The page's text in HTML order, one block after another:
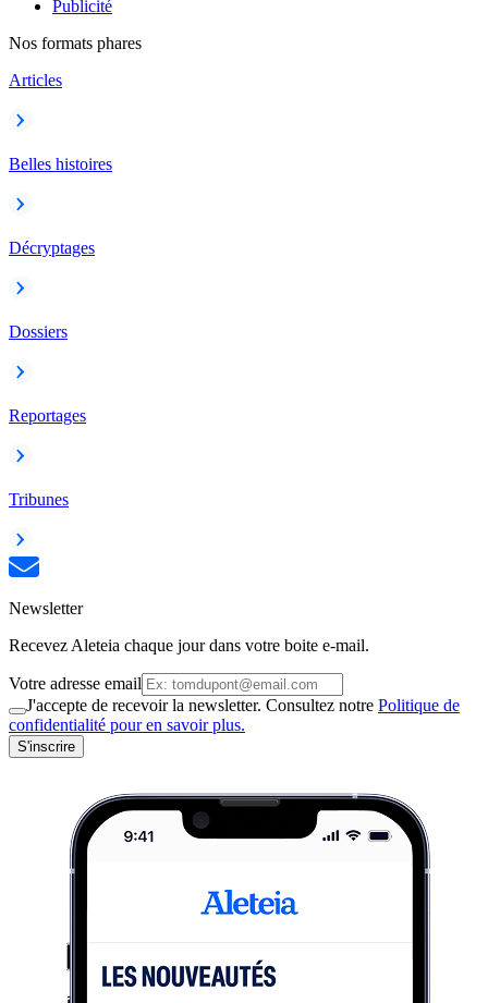
Publicité
Nos formats phares
Articles
Belles histoires
Décryptages
Dossiers
Reportages
Tribunes
Newsletter
Recevez Aleteia chaque jour dans votre boite e-mail.
Votre adresse email
J'accepte de recevoir la newsletter. Consultez notre Politique de
confidentialité pour en savoir plus.
S'inscrire